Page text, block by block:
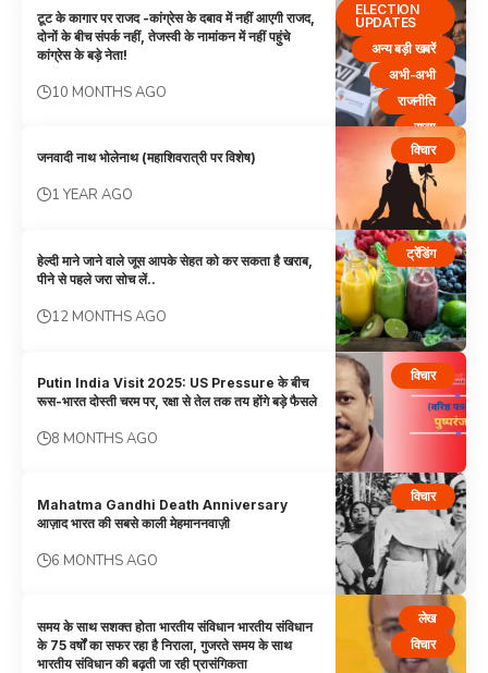
ELECTION
UPDATES
अन्य बड़ी खबरें
अभी-अभी
राजनीति
राज्य
विचार
टूट के कागार पर राजद -कांग्रेस के दबाव में नहीं आएगी राजद,
दोनों के बीच संपर्क नहीं, तेजस्वी के नामांकन में नहीं पहुंचे
कांग्रेस के बड़े नेता!
10 MONTHS AGO
विचार
जनवादी नाथ भोलेनाथ (महाशिवरात्री पर विशेष)
1 YEAR AGO
ट्रेंडिंग
हेल्दी माने जाने वाले जूस आपके सेहत को कर सकता है खराब,
पीने से पहले जरा सोच लें..
12 MONTHS AGO
विचार
Putin India Visit 2025: US Pressure के बीच
रूस-भारत दोस्ती चरम पर, रक्षा से तेल तक तय होंगे बड़े फैसले
8 MONTHS AGO
विचार
Mahatma Gandhi Death Anniversary
आज़ाद भारत की सबसे काली मेहमाननवाज़ी
6 MONTHS AGO
लेख
विचार
समय के साथ सशक्त होता भारतीय संविधान भारतीय संविधान
के 75 वर्षों का सफर रहा है निराला, गुजरते समय के साथ
भारतीय संविधान की बढ़ती जा रही प्रासंगिकता